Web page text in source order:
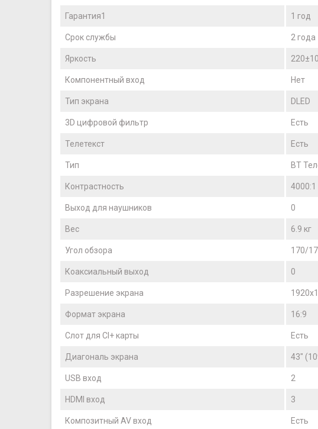
Гарантия1 1 год
Срок службы 2 года
Яркость
Компонентный вход Нет
Тип экрана DLED
3D цифровой фильтр Есть
Телетекст Есть
Тип BT
Контрастность 4000:1
Выход для наушников 0
Вес 6.9 кг
Угол обзора 170/
Коаксиальный выход 0
Разрешение экрана
Формат экрана 16:9
Слот для CI+ карты Есть
Диагональ экрана 43"
USB вход 2
HDMI вход 3
Композитный AV вход Есть